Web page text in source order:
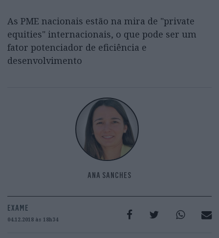
As PME nacionais estão na mira de "private
equities" internacionais, o que pode ser um
fator potenciador de eficiência e
desenvolvimento
ANA SANCHES
EXAME
04.12.2018 às 18h34